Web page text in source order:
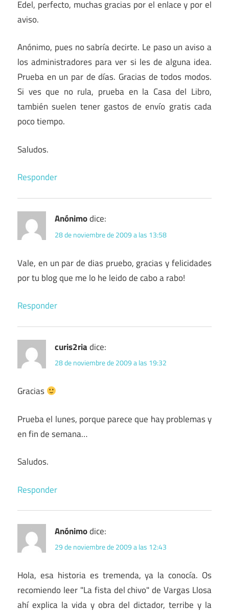
Edel, perfecto, muchas gracias por el enlace y por el
aviso.
Anónimo, pues no sabría decirte. Le paso un aviso a
los administradores para ver si les de alguna idea.
Prueba en un par de días. Gracias de todos modos.
Si ves que no rula, prueba en la Casa del Libro,
también suelen tener gastos de envío gratis cada
poco tiempo.
Saludos.
Responder
Anónimodice:
28 de noviembre de 2009 a las 13:58
Vale, en un par de dias pruebo, gracias y felicidades
por tu blog que me lo he leido de cabo a rabo!
Responder
curis2riadice:
28 de noviembre de 2009 a las 19:32
Gracias
Prueba el lunes, porque parece que hay problemas y
en fin de semana…
Saludos.
Responder
Anónimodice:
29 de noviembre de 2009 a las 12:43
Hola, esa historia es tremenda, ya la conocía. Os
recomiendo leer "La fista del chivo" de Vargas Llosa
ahí explica la vida y obra del dictador, terribe y la